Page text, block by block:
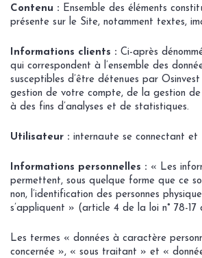
Contenu : Ensemble des éléments
présente sur le Site, notamment textes,
Informations clients : Ci-après
qui correspondent à l’ensemble des
susceptibles d’être détenues par
gestion de votre compte, de la gestion
à des fins d’analyses et de statistiques.
Utilisateur : internaute se connectant et
Informations personnelles : « Les
permettent, sous quelque forme que ce
non, l’identification des personnes
s’appliquent » (article 4 de la loi n° 78-17
Les termes « données à caractère
concernée », « sous traitant » et «